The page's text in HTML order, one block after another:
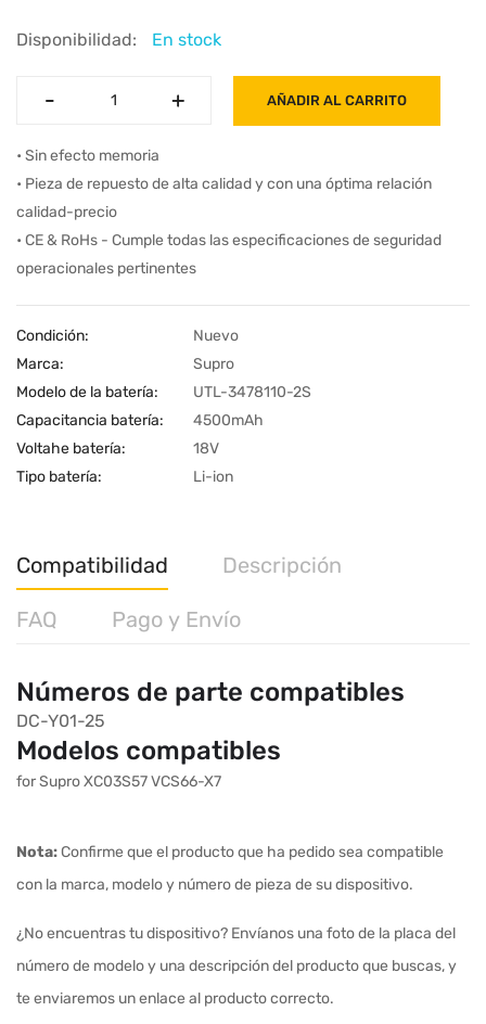
Disponibilidad: En stock
- +
- + AÑADIR AL CARRITO
• Sin efecto memoria
• Pieza de repuesto de alta calidad y con una óptima relación
calidad-precio
• CE & RoHs - Cumple todas las especificaciones de seguridad
operacionales pertinentes
Condición:
Nuevo
Marca:
Supro
Modelo de la batería:
UTL-3478110-2S
Capacitancia batería:
4500mAh
Voltahe batería:
18V
Tipo batería:
Li-ion
Compatibilidad Descripción
FAQ Pago y Envío
Números de parte compatibles
DC-Y01-25
Modelos compatibles
for Supro XC03S57 VCS66-X7
Nota:Confirme que el producto que ha pedido sea compatible
con la marca, modelo y número de pieza de su dispositivo.
¿No encuentras tu dispositivo? Envíanos una foto de la placa del
número de modelo y una descripción del producto que buscas, y
te enviaremos un enlace al producto correcto.